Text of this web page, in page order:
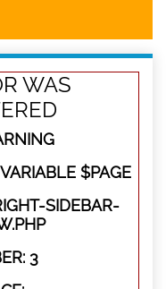
WAS
$PAGE
SIDEBAR-
3